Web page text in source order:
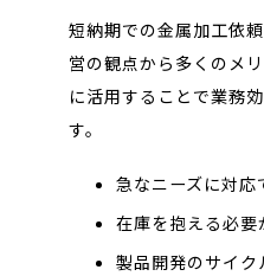
短納期での金属加工依
営の観点から多くのメ
に活用することで業務
す。
急なニーズに対応
在庫を抱える必要
製品開発のサイク